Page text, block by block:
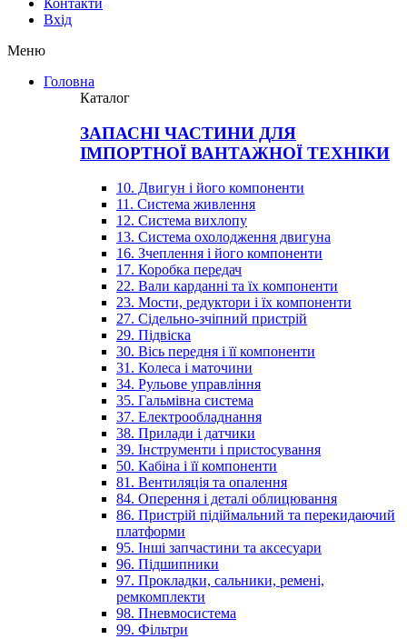
Контакти
Вхiд
Меню
Головна
Каталог
ЗАПАСНІ ЧАСТИНИ ДЛЯ
ІМПОРТНОЇ ВАНТАЖНОЇ ТЕХНІКИ
10. Двигун і його компоненти
11. Система живлення
12. Система вихлопу
13. Система охолодження двигуна
16. Зчеплення і його компоненти
17. Коробка передач
22. Вали карданні та їх компоненти
23. Мости, редуктори і їх компоненти
27. Сідельно-зчіпний пристрій
29. Підвіска
30. Вісь передня і її компоненти
31. Колеса і маточини
34. Рульове управління
35. Гальмівна система
37. Електрообладнання
38. Прилади і датчики
39. Інструменти і пристосування
50. Кабіна і її компоненти
81. Вентиляція та опалення
84. Оперення і деталі облицювання
86. Пристрій підіймальний та перекидаючий
платформи
95. Інші запчастини та аксесуари
96. Підшипники
97. Прокладки, сальники, ремені,
ремкомплекти
98. Пневмосистема
99. Фільтри